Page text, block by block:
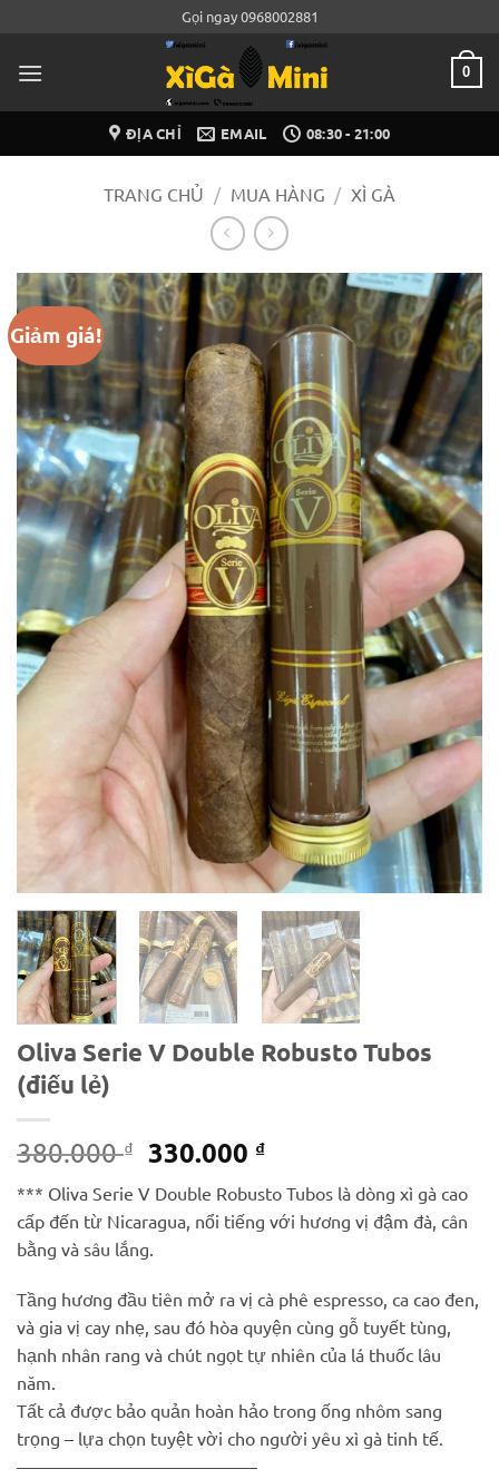
nội
Gọi ngay 0968002881
0
ĐỊA CHỈ EMAIL 08:30 - 21:00
TRANG CHỦ / MUA HÀNG / XÌ GÀ
Giảm giá!
Oliva Serie V Double Robusto Tubos
(điếu lẻ)
380.000₫ Giá
là:
380.000 ₫.
330.000 ₫Giá
tại
là:
*** Oliva Serie V Double Robusto Tubos là dòng xì gà cao
cấp đến từ Nicaragua, nổi tiếng với hương vị đậm đà, cân
bằng và sâu lắng.
Tầng hương đầu tiên mở ra vị cà phê espresso, ca cao đen,
và gia vị cay nhẹ, sau đó hòa quyện cùng gỗ tuyết tùng,
hạnh nhân rang và chút ngọt tự nhiên của lá thuốc lâu
năm.
Tất cả được bảo quản hoàn hảo trong ống nhôm sang
trọng – lựa chọn tuyệt vời cho người yêu xì gà tinh tế.
—————————————–